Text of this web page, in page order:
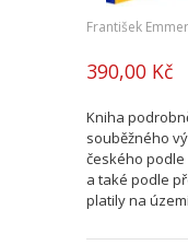
František
390,00 Kč
Kniha
souběžného
českého
a také podle
platily na